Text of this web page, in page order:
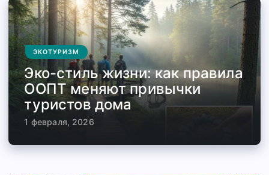
ЭКОТУРИЗМ
Эко-стиль жизни: как правила
ООПТ меняют привычки
туристов дома
1 февраля, 2026